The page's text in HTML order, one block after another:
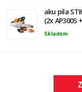
aku pila
(2x AP300S
Skladem